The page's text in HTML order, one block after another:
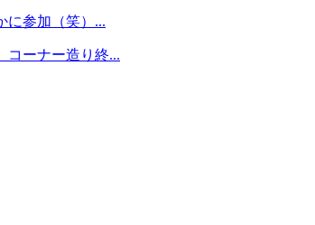
に参加（笑）...
コーナー造り終...